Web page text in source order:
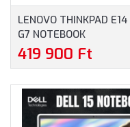
LENOVO THINKPAD E14
G7 NOTEBOOK
(21SX008LHV) - 14.0"
WUXGA, INTEL CORE
RAM, 1TB SSD, MAGYAR
BILLENTYŰZET,
OPERÁCIÓS RENDSZER
419 900 Ft